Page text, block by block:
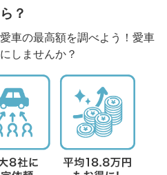
？
車の最高額を調べよう！愛車
しませんか？